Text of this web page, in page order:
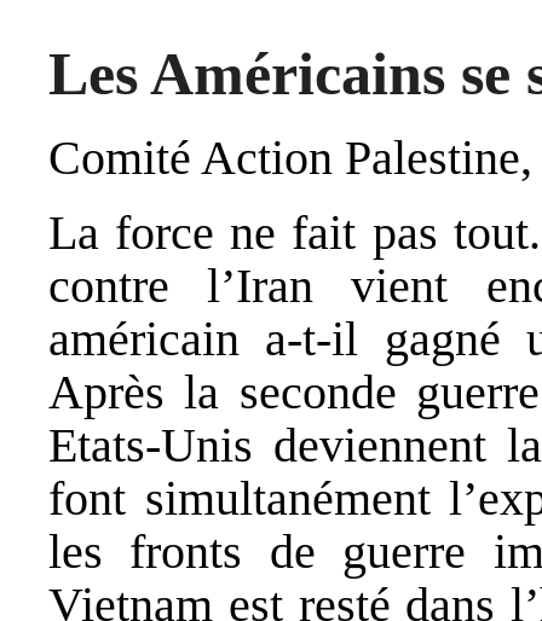
Les Américains se
Comité Action
La force ne fait pas
contre l’Iran vient
américain a-t-il gagné
Après la seconde
Etats-Unis deviennent
font simultanément
les fronts de guerre
Vietnam est resté dans